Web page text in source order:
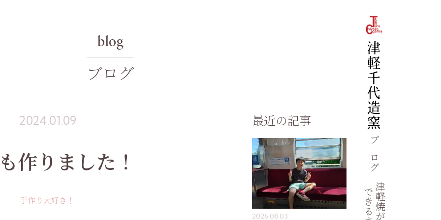
ブログ
津軽焼が
blog
ブログ
2024.01.09
作りました！
手作り大好き！
最近の記事
2026.08.03